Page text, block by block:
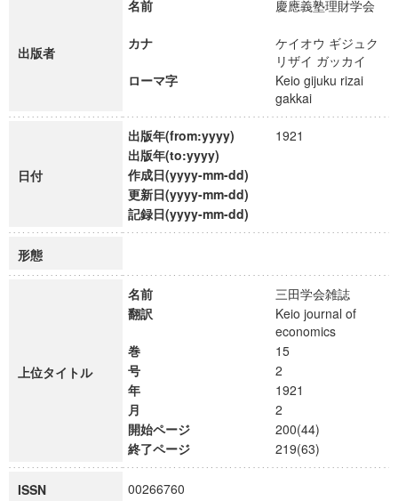
出版者
名前 慶應義塾理財学会
カナ
ケイオウ ギジュク
リザイ ガッカイ
ローマ字
Keio gijuku rizai
gakkai
日付
出版年(from:yyyy)
1921
出版年(to:yyyy)
作成日(yyyy-mm-dd)
更新日(yyyy-mm-dd)
記録日(yyyy-mm-dd)
形態
上位タイトル
名前
三田学会雑誌
翻訳
Keio journal of
economics
巻
15
号
2
年
1921
月
2
開始ページ
200(44)
終了ページ
219(63)
ISSN 00266760